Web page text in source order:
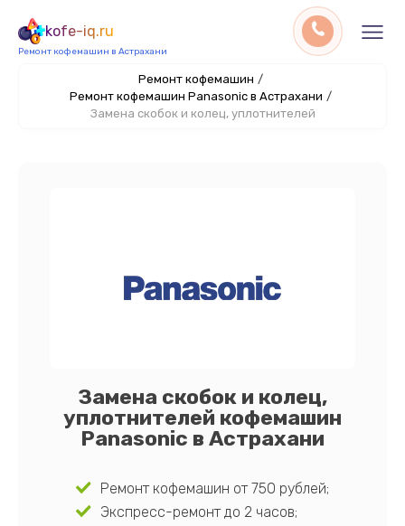
kofe-iq.ru
Ремонт кофемашин в Астрахани
Ремонт кофемашин /
Ремонт кофемашин Panasonic в Астрахани /
Замена скобок и колец, уплотнителей
Замена скобок и колец,
уплотнителей кофемашин
Panasonic в Астрахани
Ремонт кофемашин от 750 рублей;
Экспресс-ремонт до 2 часов;